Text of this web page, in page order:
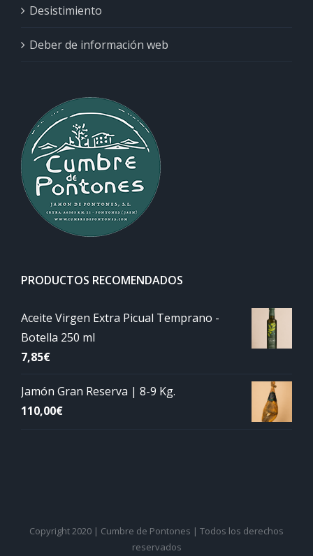
Desistimiento
Deber de información web
PRODUCTOS RECOMENDADOS
Aceite Virgen Extra Picual Temprano -
Botella 250 ml
7,85€
Jamón Gran Reserva | 8-9 Kg.
110,00€
Copyright 2020 | Cumbre de Pontones | Todos los derechos
reservados